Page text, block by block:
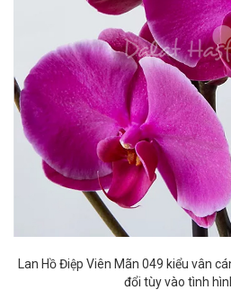
Lan Hồ Điệp Viên Mãn 049 kiểu vân
đổi tùy vào tình